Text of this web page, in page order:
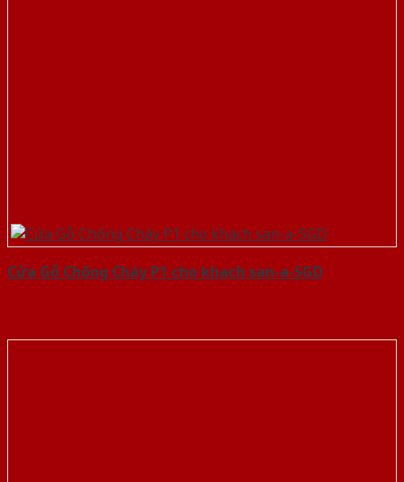
Cửa Gỗ Chống Cháy P1 cho khach san-a-SGD